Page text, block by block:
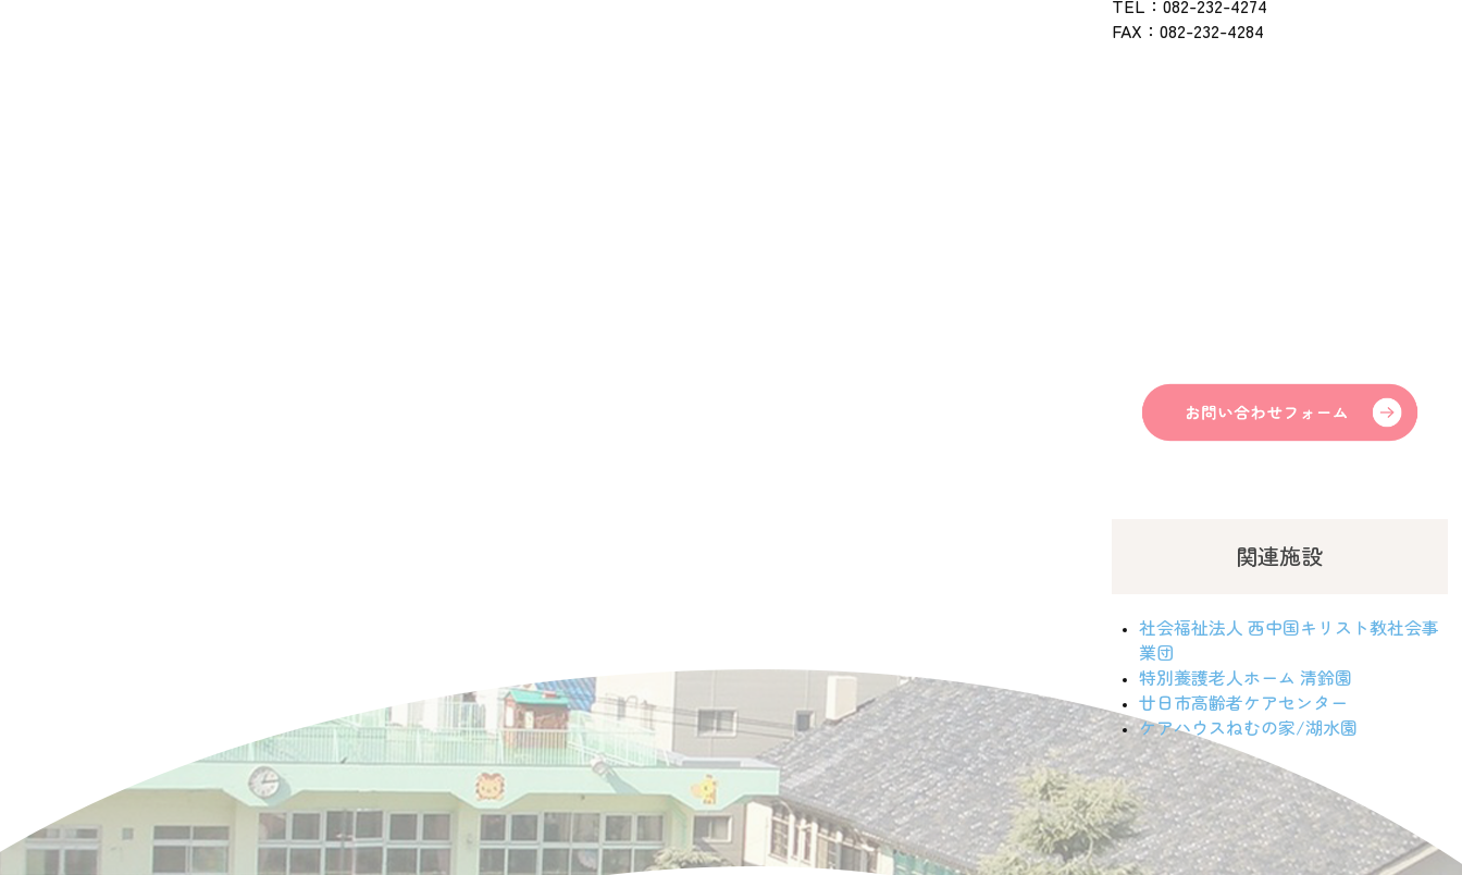
FAX：082-232-4284
関連施設
社会福祉法人 西中国キリスト教社会事
業団
特別養護老人ホーム 清鈴園
廿日市高齢者ケアセンター
ケアハウスねむの家/湖水園